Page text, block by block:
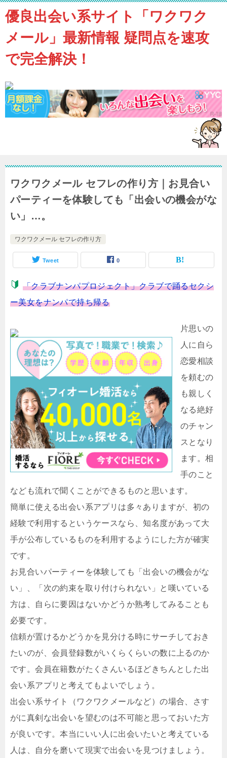
優良出会い系サイト「ワクワク
メール」最新情報 疑問点を速攻
で完全解決！
ワクワクメール セフレの作り方｜お見合い
パーティーを体験しても「出会いの機会がな
い」…。
ワクワクメール セフレの作り方
Tweet 0
「クラブナンパプロジェクト」クラブで踊るセクシ
ー美女をナンパで持ち帰る
片思いの
人に自ら
恋愛相談
を頼むの
も親しく
なる絶好
のチャン
スとなり
ます。相
手のこと
なども流れで聞くことができるものと思います。
簡単に使える出会い系アプリは多々ありますが、初の
経験で利用するというケースなら、知名度があって大
手が公布しているものを利用するようにした方が確実
です。
お見合いパーティーを体験しても「出会いの機会がな
い」、「次の約束を取り付けられない」と嘆いている
方は、自らに要因はないかどうか熟考してみることも
必要です。
信頼が置けるかどうかを見分ける時にサーチしておき
たいのが、会員登録数がいくらくらいの数に上るのか
です。会員在籍数がたくさんいるほどきちんとした出
会い系アプリと考えてもよいでしょう。
出会い系サイト（ワクワクメールなど）の場合、さす
がに真剣な出会いを望むのは不可能と思っておいた方
が良いです。本当にいい人に出会いたいと考えている
人は、自分を磨いて現実で出会いを見つけましょう。